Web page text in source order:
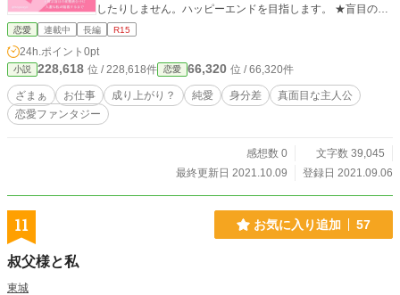
したりしません。ハッピーエンドを目指します。 ★盲目の青
年が公爵家の長男だったなんて、知らなかった。 ★陰で『蔵
豊富で、数々の王宮の使用人のピンチを救っているからなの
だが、本人は無意識である。
恋愛 連載中 長編 R15
24h.ポイント 0pt
小説 228,618 位 / 228,618件 恋愛 66,320 位 / 66,320件
ざまぁ お仕事 成り上がり？ 純愛 身分差
真面目な主人公
恋愛ファンタジー
感想数 0
文字数 39,045
最終更新日 2021.10.09
登録日 2021.09.06
11 お気に入り追加 57
叔父様と私
東城